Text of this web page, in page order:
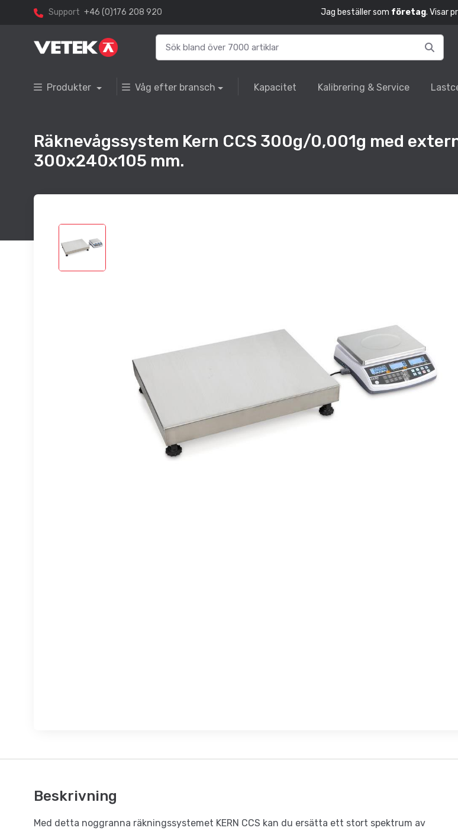
Support +46 (0)176 208 920 Jag beställer som företag. Visar
Produkter Våg efter bransch Kapacitet Kalibrering & Service
Räknevågssystem Kern CCS 300g/0,001g med
300x240x105 mm.
Beskrivning
Med detta noggranna räkningssystemet KERN CCS kan du ersätta ett stort spektrum av